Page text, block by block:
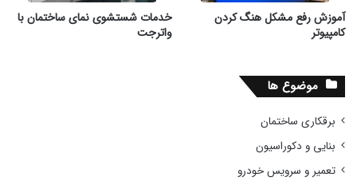
آموزش رفع مشکل هنگ کردن
کامپیوتر
خدمات شستشوی نمای ساختمان با
واترجت
موضوع ها
برقکاری ساختمان
بنایی و دکوراسیون
تعمیر و سرویس خودرو